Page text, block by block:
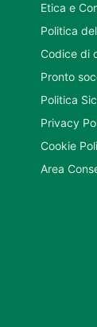
Etica e
Politica
Codice di
Pronto
Politica
Privacy
Cookie
Area